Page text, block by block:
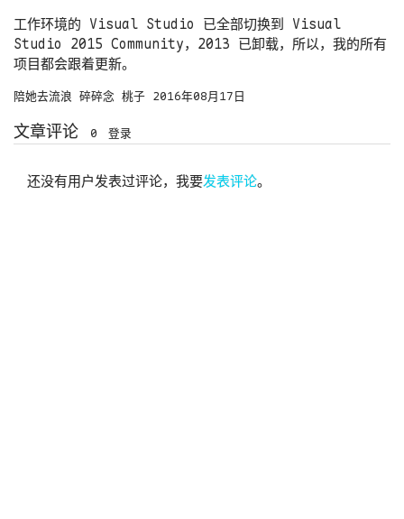
工作环境的 Visual Studio 已全部切换到 Visual
Studio 2015 Community，2013 已卸载，所以，我的所有
项目都会跟着更新。
陪她去流浪 碎碎念 桃子 2016年08月17日
文章评论 0 登录
还没有用户发表过评论，我要发表评论。